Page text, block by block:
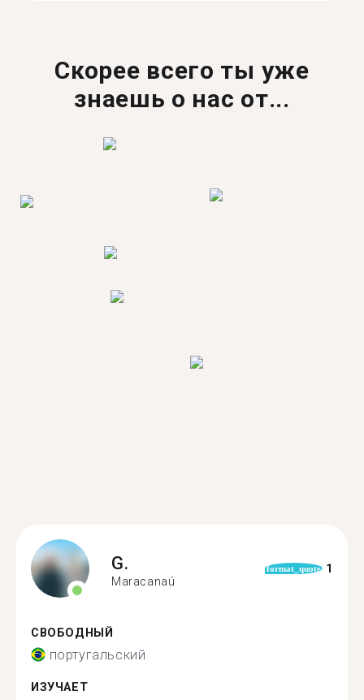
Скорее всего ты уже
знаешь о нас от...
G.
Maracanaú
format_quote 1
СВОБОДНЫЙ
португальский
ИЗУЧАЕТ